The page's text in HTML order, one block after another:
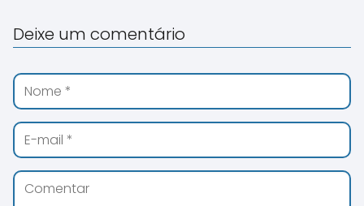
Deixe um comentário